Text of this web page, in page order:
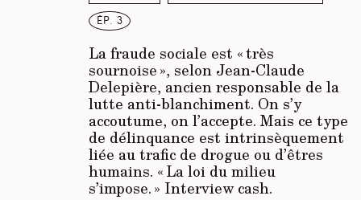
ép. 3
La fraude sociale est « très
sournoise », selon Jean-Claude
Delepière, ancien responsable de la
lutte anti-blanchiment. On s’y
accoutume, on l’accepte. Mais ce type
de délinquance est intrinsèquement
liée au trafic de drogue ou d’êtres
humains. « La loi du milieu
s’impose. » Interview cash.